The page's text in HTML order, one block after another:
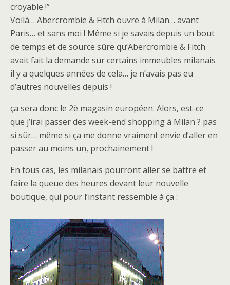
croyable !”
Voilà… Abercrombie & Fitch ouvre à Milan… avant
Paris… et sans moi ! Même si je savais depuis un bout
de temps et de source sûre qu’Abercrombie & Fitch
avait fait la demande sur certains immeubles milanais
il y a quelques années de cela… je n’avais pas eu
d’autres nouvelles depuis !
ça sera donc le 2è magasin européen. Alors, est-ce
que j’irai passer des week-end shopping à Milan ? pas
si sûr… même si ça me donne vraiment envie d’aller en
passer au moins un, prochainement !
En tous cas, les milanais pourront aller se battre et
faire la queue des heures devant leur nouvelle
boutique, qui pour l’instant ressemble à ça :